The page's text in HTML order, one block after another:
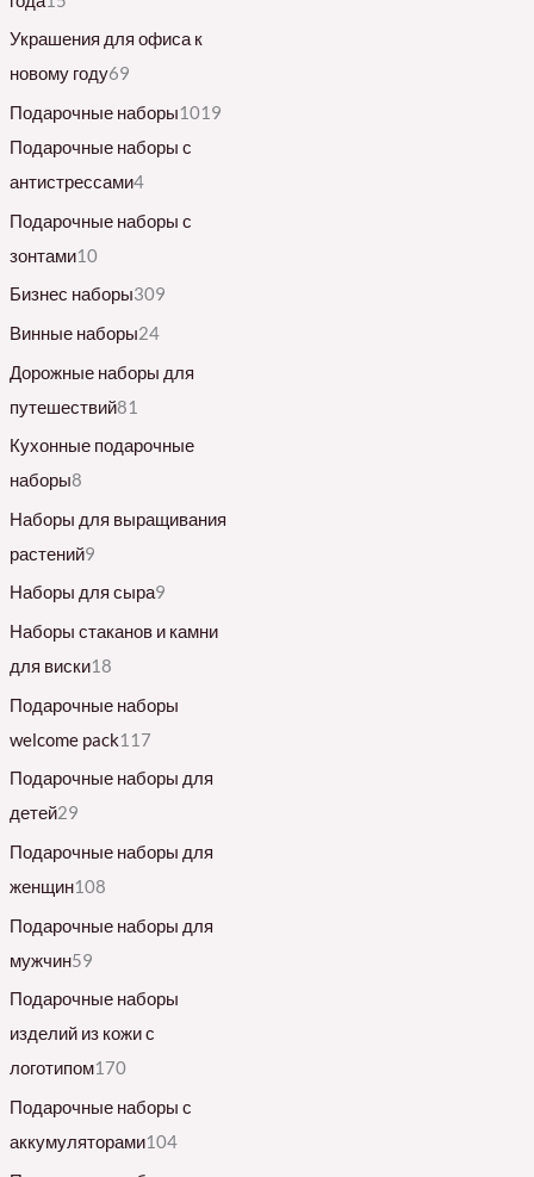
Украшения для офиса к
новому году69
Подарочные наборы1019
Подарочные наборы с
антистрессами4
Подарочные наборы с
зонтами10
Бизнес наборы309
Винные наборы24
Дорожные наборы для
путешествий81
Кухонные подарочные
наборы8
Наборы для выращивания
растений9
Наборы для сыра9
Наборы стаканов и камни
для виски18
Подарочные наборы
welcome pack117
Подарочные наборы для
детей29
Подарочные наборы для
женщин108
Подарочные наборы для
мужчин59
Подарочные наборы
изделий из кожи с
логотипом170
Подарочные наборы с
аккумуляторами104